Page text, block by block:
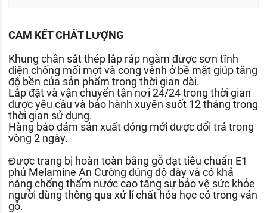
CAM KẾT CHẤT LƯỢNG
Khung chân sắt thép lắp ráp ngàm được sơn tĩnh
điện chống mối mọt và cong vênh ở bề mặt giúp tăng
độ bền của sản phẩm trong thời gian dài.
Lắp đặt và vận chuyển tận nơi 24/24 trong thời gian
được yêu cầu và bảo hành xuyên suốt 12 tháng trong
thời gian sử dụng.
Hàng bảo đảm sản xuất đóng mới được đổi trả trong
vòng 2 ngày.
Được trang bị hoàn toàn bằng gỗ đạt tiêu chuẩn E1
phủ Melamine An Cường đúng độ dày và có khả
năng chống thấm nước cao tăng sự bảo vệ sức khỏe
người dùng thông qua xử lí chất hóa học có trong ván
gỗ.